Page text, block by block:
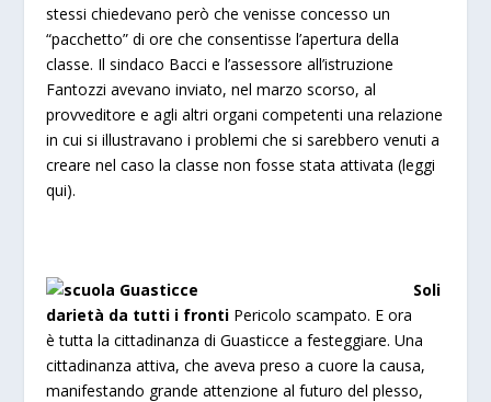
stessi chiedevano però che venisse concesso un
“pacchetto” di ore che consentisse l’apertura della
classe. Il sindaco Bacci e l’assessore all’istruzione
Fantozzi avevano inviato, nel marzo scorso, al
provveditore e agli altri organi competenti una relazione
in cui si illustravano i problemi che si sarebbero venuti a
creare nel caso la classe non fosse stata attivata (leggi
qui).
Soli
darietà da tutti i fronti Pericolo scampato. E ora
è tutta la cittadinanza di Guasticce a festeggiare. Una
cittadinanza attiva, che aveva preso a cuore la causa,
manifestando grande attenzione al futuro del plesso,